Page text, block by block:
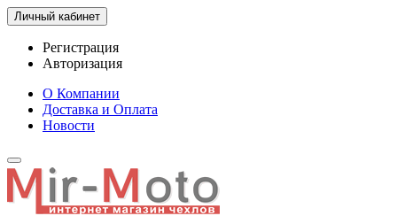
Личный кабинет
Регистрация
Авторизация
О Компании
Доставка и Оплата
Новости